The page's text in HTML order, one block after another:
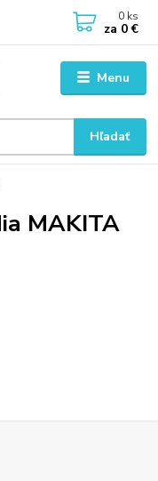
Menu
Hľadať
0 ks
za 0 €
MAKITA